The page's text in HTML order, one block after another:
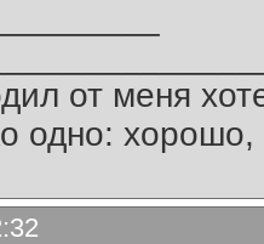
от меня
одно: